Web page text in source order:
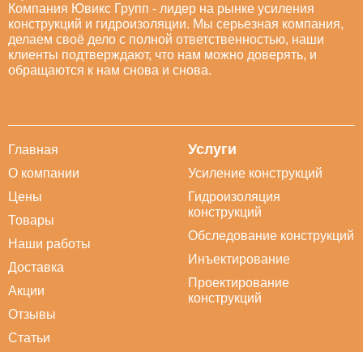
Компания Ювикс Групп - лидер на рынке усиления
конструкций и гидроизоляции. Мы серьезная компания,
делаем своё дело с полной ответственностью, наши
клиенты подтверждают, что нам можно доверять, и
обращаются к нам снова и снова.
Главная
О компании
Цены
Товары
Наши работы
Доставка
Акции
Отзывы
Статьи
Услуги
Усиление конструкций
Гидроизоляция
конструкций
Обследование конструкций
Инъектирование
Проектирование
конструкций